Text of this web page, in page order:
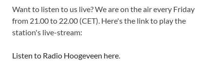
Want to listen to us live? We are on the air every Friday
from 21.00 to 22.00 (CET). Here's the link to play the
station's live-stream:
Listen to Radio Hoogeveen here.